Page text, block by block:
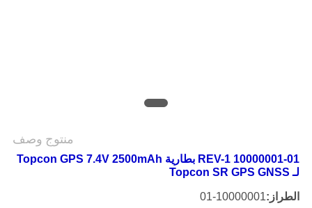
منتوج وصف
10000001-01 REV-1 بطارية Topcon GPS 7.4V 2500mAh
لـ Topcon SR GPS GNSS
الطراز:10000001-01